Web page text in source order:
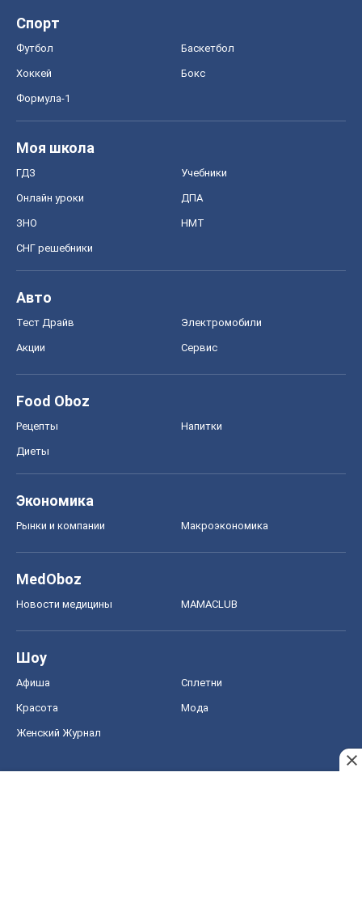
Спорт
Футбол Баскетбол
Хоккей Бокс
Формула-1
Моя школа
ГДЗ Учебники
Онлайн уроки ДПА
ЗНО НМТ
СНГ решебники
Авто
Тест Драйв Электромобили
Акции Сервис
Food Oboz
Рецепты Напитки
Диеты
Экономика
Рынки и компании Mакроэкономика
MedOboz
Новости медицины MAMACLUB
Шоу
Афиша Сплетни
Красота Мода
Женский Журнал